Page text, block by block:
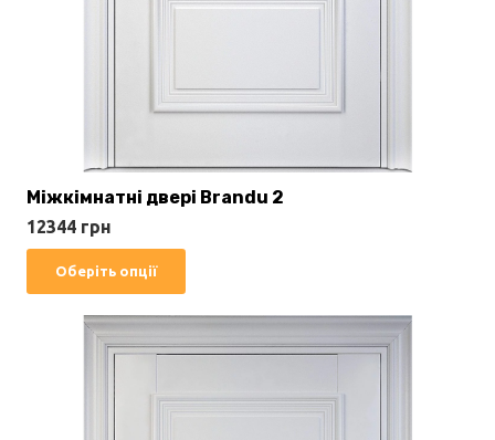
Міжкімнатні двері Brandu 2
12344 грн
Оберіть опції
товар
кілька